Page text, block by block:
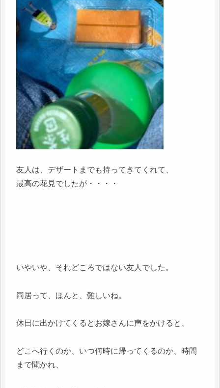
友人は、デザートまでも持ってきてくれて、
最高の花見でしたが・・・・
いやいや、それどころではない友人でした。
同居って、ほんと、難しいね。
休日に出かけてくるとお嫁さんに声をかけると、
どこへ行くのか、いつ何時に帰ってくるのか、時間
まで聞かれ、